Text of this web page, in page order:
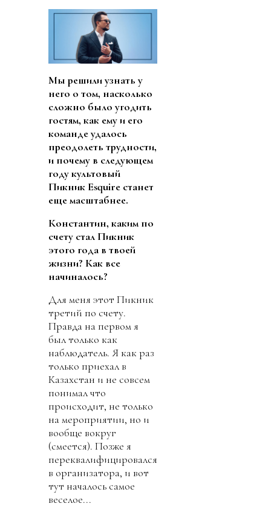
Мы решили узнать у
него о том, насколько
сложно было угодить
гостям, как ему и его
команде удалось
преодолеть трудности,
и почему в следующем
году культовый
Пикник Esquire станет
еще масштабнее.
Константин, каким по
счету стал Пикник
этого года в твоей
жизни? Как все
начиналось?
Для меня этот Пикник
третий по счету.
Правда на первом я
был только как
наблюдатель. Я как раз
только приехал в
Казахстан и не совсем
понимал что
происходит, не только
на мероприятии, но и
вообще вокруг
(смеется). Позже я
переквалифицировался
в организатора, и вот
тут началось самое
веселое...